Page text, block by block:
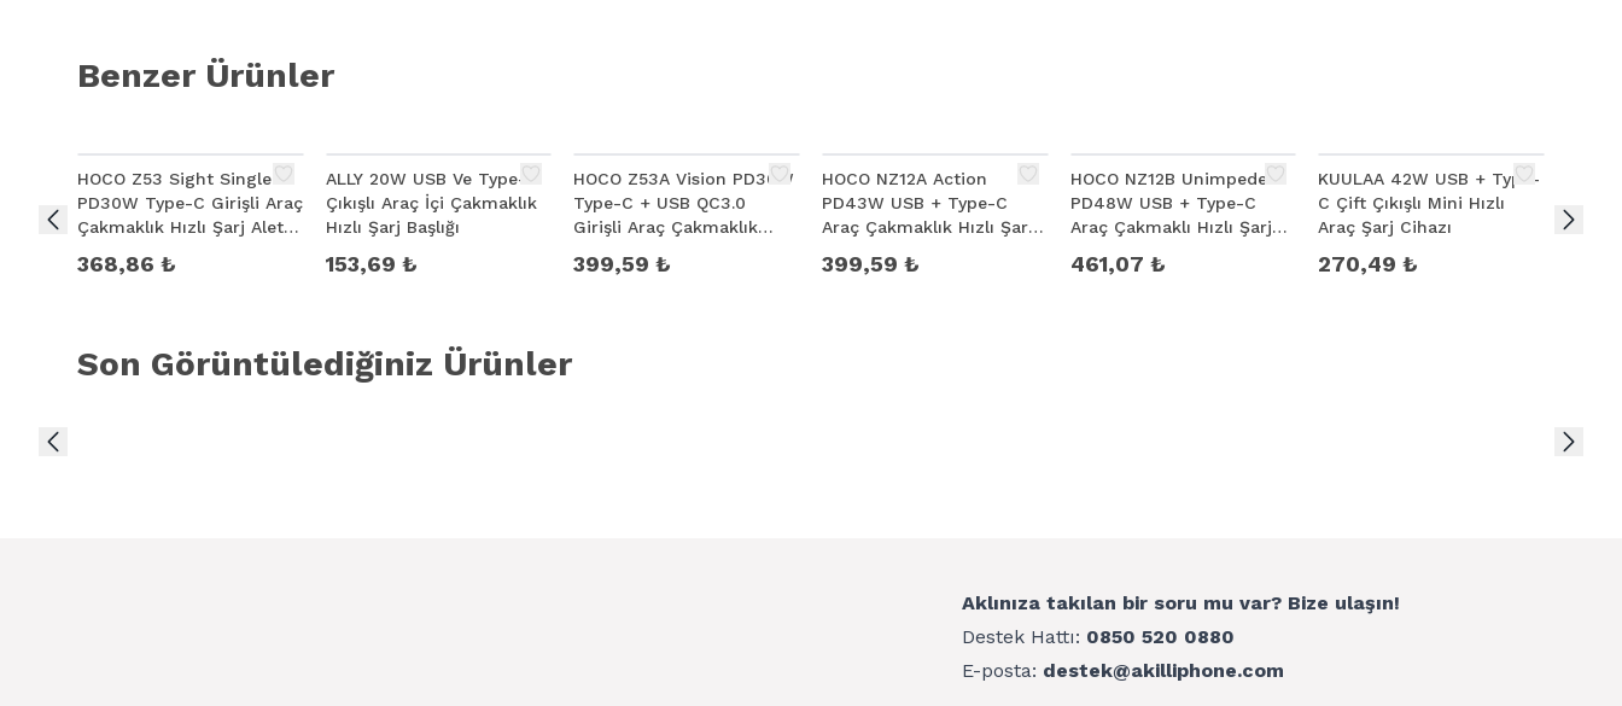
Benzer Ürünler
HOCO Z53 Sight Single
PD30W Type-C Girişli Araç
Çakmaklık Hızlı Şarj Aleti
368,86 ₺
ALLY 20W USB Ve Type-c
Çıkışlı Araç İçi Çakmaklık
Hızlı Şarj Başlığı
153,69 ₺
HOCO Z53A Vision PD30W
Type-C + USB QC3.0
Girişli Araç Çakmaklık
iPhone
399,59 ₺
HOCO NZ12A Action
PD43W USB + Type-C
Araç Çakmaklık Hızlı Şarj
Lightning Ka
399,59 ₺
HOCO NZ12B Unimpeded
PD48W USB + Type-C
Araç Çakmaklı Hızlı Şarj
Kablo
461,07 ₺
KUULAA 42W USB + Type-
C Çift Çıkışlı Mini Hızlı
Araç Şarj Cihazı
270,49 ₺
Araç
Son Görüntülediğiniz Ürünler
Aklınıza takılan bir soru mu var? Bize ulaşın!
Destek Hattı: 0850 520 0880
E-posta: destek@akilliphone.com